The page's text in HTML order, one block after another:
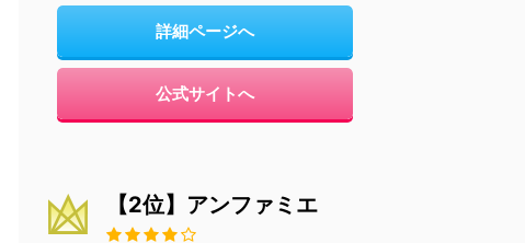
詳細ページへ
公式サイトへ
【2位】アンファミエ